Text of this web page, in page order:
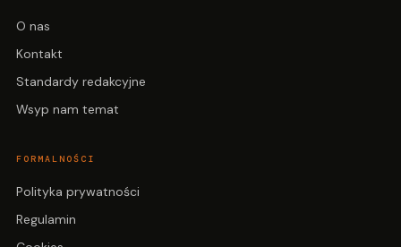
O nas
Kontakt
Standardy redakcyjne
Wsyp nam temat
FORMALNOŚCI
Polityka prywatności
Regulamin